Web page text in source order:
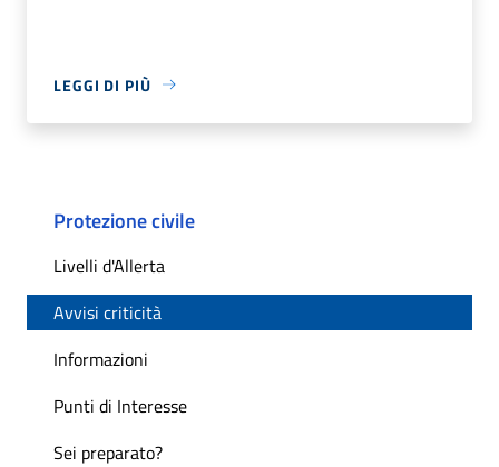
LEGGI DI PIÙ
Protezione civile
Livelli d'Allerta
Avvisi criticità
Informazioni
Punti di Interesse
Sei preparato?